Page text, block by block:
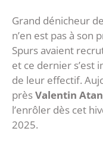
Grand dénicheur
n’en est pas à son
Spurs avaient
et ce dernier s’est
de leur effectif.
prèsValentin
l’enrôler dès cet
2025.